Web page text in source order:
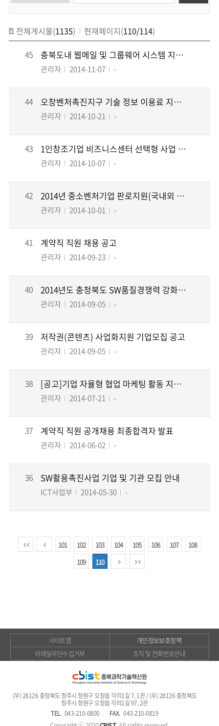
전체게시물(1135) 현재페이지(110/114)
45
충북도내 웹메일 및 그룹웨어 시스템 지원 안내
관리자 2014-11-07 -
44 오창벤처촉진지구 기술 정보 이용료 지원 공고
관리자 2014-10-21 -
43 1인창조기업 비즈니스센터 선택형 사업 공고
관리자 2014-10-07 -
42 2014년 중소벤처기업 판로지원(국내외 전시참가 지원, 홍보물 제작 지원) 사업 2차 공고
관리자 2014-10-01 -
41 계약직 직원 채용 공고
관리자 2014-09-23 -
40 2014년도 충청북도 SW품질경쟁력 강화지원 공고
관리자 2014-09-05 -
39 저작권(콘텐츠) 사업화지원 기업모집 공고
관리자 2014-09-05 -
38 [공고]기업 자율형 협업 마케팅 활동 지원 공고
관리자 2014-07-21 -
37 계약직 직원 공개채용 최종합격자 발표
관리자 2014-06-02 -
36 SW활용촉진사업 기업 및 기관 모집 안내
ICT사업부 2014-05-30 -
101 102 103 104 105 106 107
108
109
110
사이트맵
개인정보보호정책
이메일무단수집거부
조직 및 전화번호안내
(우) 28126 충청북도 청주시 청원구 오창읍 각리1길 7, 1관 / (우) 28126 충청북도
청주시 청원구 오창읍 각리1길 97, 2관
TEL. 043-210-0800 FAX. 043-210-0819